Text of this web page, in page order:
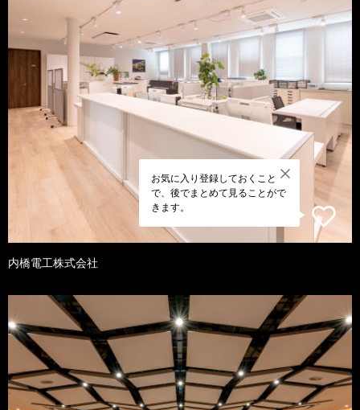
お気に入り登録しておくこと
で、後でまとめて見ることがで
きます。
内橋電工株式会社